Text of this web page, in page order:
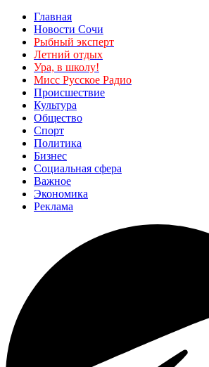
Главная
Новости Сочи
Рыбный эксперт
Летний отдых
Ура, в школу!
Мисс Русское Радио
Происшествие
Культура
Общество
Спорт
Политика
Бизнес
Социальная сфера
Важное
Экономика
Реклама